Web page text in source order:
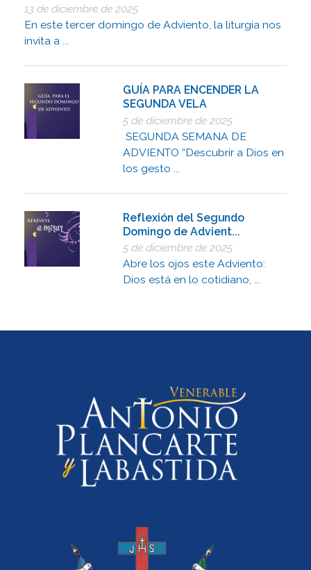
13 de diciembre de 2025
En este tercer domingo de Adviento, la liturgia nos
invita a ...
GUÍA PARA ENCENDER LA
SEGUNDA VELA
5 de diciembre de 2025
SEGUNDA SEMANA DE
ADVIENTO “Descubrir a Dios en
los gesto ...
Reflexión del Segundo
Domingo de Advient...
5 de diciembre de 2025
Abre los ojos este Adviento:
Dios está en lo cotidiano, ...